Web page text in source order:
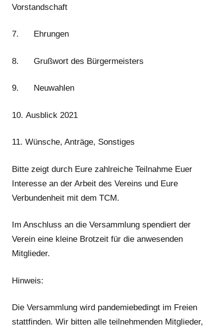
Vorstandschaft
7. Ehrungen
8. Grußwort des Bürgermeisters
9. Neuwahlen
10. Ausblick 2021
11. Wünsche, Anträge, Sonstiges
Bitte zeigt durch Eure zahlreiche Teilnahme Euer
Interesse an der Arbeit des Vereins und Eure
Verbundenheit mit dem TCM.
Im Anschluss an die Versammlung spendiert der
Verein eine kleine Brotzeit für die anwesenden
Mitglieder.
Hinweis:
Die Versammlung wird pandemiebedingt im Freien
stattfinden. Wir bitten alle teilnehmenden Mitglieder,